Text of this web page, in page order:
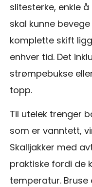
slitesterke, enkle
skal kunne
komplette skift
enhver tid. Det
strømpebukse
topp.
Til utelek trenger
som er vanntett,
Skalljakker med
praktiske fordi de
temperatur.